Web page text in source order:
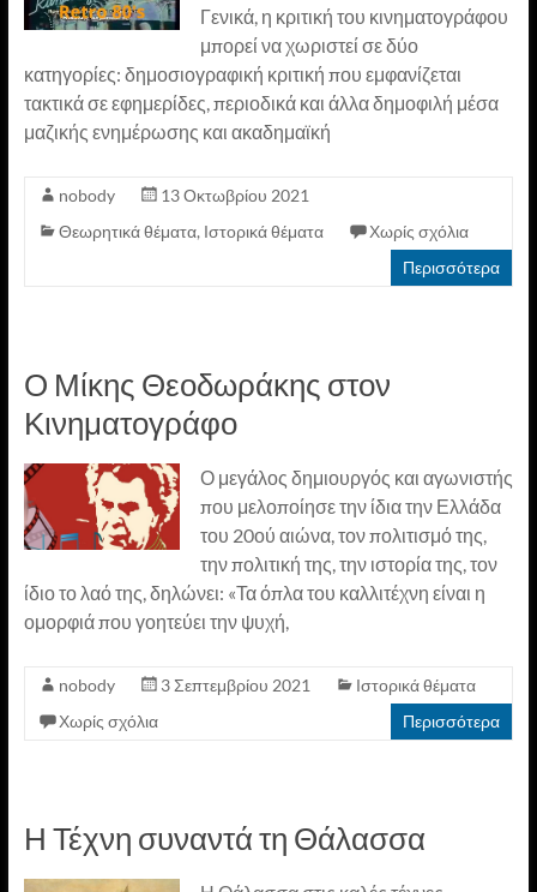
Γενικά, η κριτική του κινηματογράφου
μπορεί να χωριστεί σε δύο
κατηγορίες: δημοσιογραφική κριτική που εμφανίζεται
τακτικά σε εφημερίδες, περιοδικά και άλλα δημοφιλή μέσα
μαζικής ενημέρωσης και ακαδημαϊκή
nobody
13 Οκτωβρίου 2021
Θεωρητικά θέματα, Ιστορικά θέματα
Χωρίς σχόλια
Περισσότερα
Ο Μίκης Θεοδωράκης στον
Κινηματογράφο
Ο μεγάλος δημιουργός και αγωνιστής
που μελοποίησε την ίδια την Ελλάδα
του 20ού αιώνα, τον πολιτισμό της,
την πολιτική της, την ιστορία της, τον
ίδιο το λαό της, δηλώνει: «Τα όπλα του καλλιτέχνη είναι η
ομορφιά που γοητεύει την ψυχή,
nobody 3 Σεπτεμβρίου 2021
Ιστορικά θέματα
Χωρίς σχόλια
Περισσότερα
Η Τέχνη συναντά τη Θάλασσα